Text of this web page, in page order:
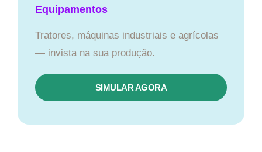
Equipamentos
Tratores, máquinas industriais e agrícolas
— invista na sua produção.
SIMULAR AGORA